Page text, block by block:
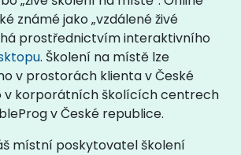
známé jako „vzdálené živé
prostřednictvím interaktivního
. Školení na místě lze
v prostorách klienta v České
v korporátních školících centrech
v České republice.
místní poskytovatel školení